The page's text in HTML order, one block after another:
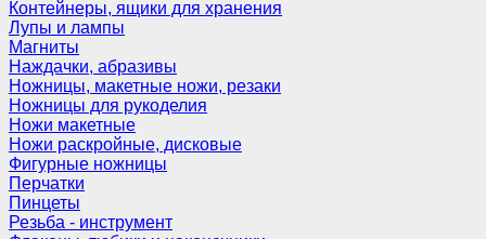
Контейнеры, ящики для хранения
Лупы и лампы
Магниты
Наждачки, абразивы
Ножницы, макетные ножи, резаки
Ножницы для рукоделия
Ножи макетные
Ножи раскройные, дисковые
Фигурные ножницы
Перчатки
Пинцеты
Резьба - инструмент